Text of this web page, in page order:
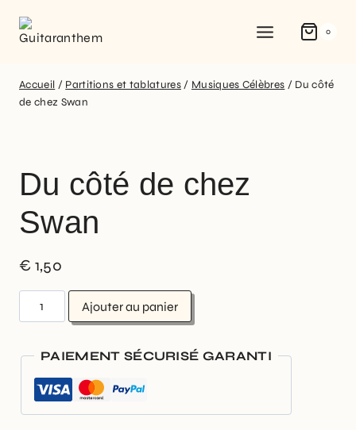
0
Accueil / Partitions et tablatures / Musiques Célèbres / Du côté
de chez Swan
Du côté de chez
Swan
€ 1,50
Ajouter au panier
PAIEMENT SÉCURISÉ GARANTI